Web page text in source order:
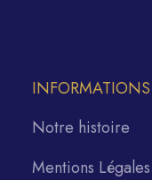
INFORMATIONS
Notre histoire
Mentions Légales